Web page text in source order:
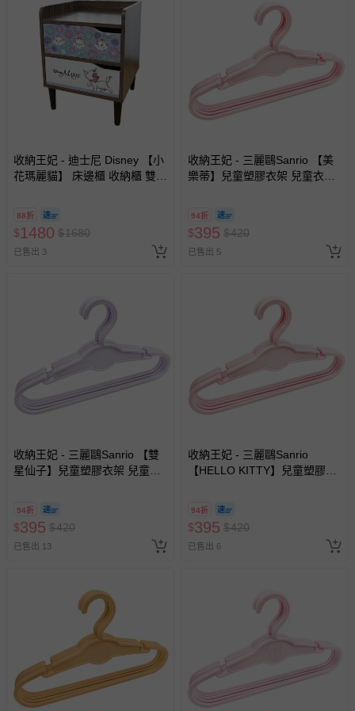
收納王妃 - 迪士尼 Disney 【小
花瑪麗貓】 床邊櫃 收納櫃 雙層
88折
$1480 $1680
已售出 3
收納王妃 - 三麗鷗Sanrio 【美
樂蒂】兒童塑膠衣架 兒童衣架
94折
$395 $420
已售出 5
收納王妃 - 三麗鷗Sanrio 【雙
星仙子】兒童塑膠衣架 兒童衣
94折
$395 $420
已售出 13
收納王妃 - 三麗鷗Sanrio
【HELLO KITTY】兒童塑膠衣
94折
$395 $420
已售出 6